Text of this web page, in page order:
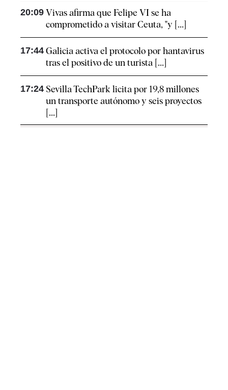
20:09 Vivas afirma que Felipe VI se ha
comprometido a visitar Ceuta, "y [...]
17:44 Galicia activa el protocolo por hantavirus
tras el positivo de un turista [...]
17:24 Sevilla TechPark licita por 19,8 millones
un transporte autónomo y seis proyectos
[...]